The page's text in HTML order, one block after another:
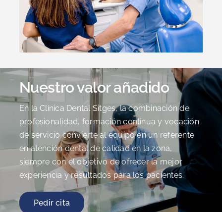
Nuestro valor añadido
En la Clínica Dental Sitges, la combinación de
profesionalidad, formación continua y vocación
de servicio convierte al equipo en un referente
en atención dental de calidad en la zona,
siempre con el objetivo de ofrecer la mejor
experiencia y resultados para los pacientes.
Pedir cita